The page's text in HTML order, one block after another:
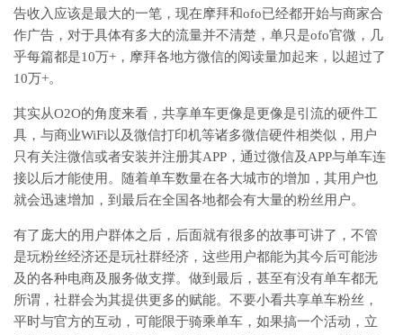
告收入应该是最大的一笔，现在摩拜和ofo已经都开始与商家合
作广告，对于具体有多大的流量并不清楚，单只是ofo官微，几
乎每篇都是10万+，摩拜各地方微信的阅读量加起来，以超过了
10万+。
其实从O2O的角度来看，共享单车更像是更像是引流的硬件工
具，与商业WiFi以及微信打印机等诸多微信硬件相类似，用户
只有关注微信或者安装并注册其APP，通过微信及APP与单车连
接以后才能使用。随着单车数量在各大城市的增加，其用户也
就会迅速增加，到最后在全国各地都会有大量的粉丝用户。
有了庞大的用户群体之后，后面就有很多的故事可讲了，不管
是玩粉丝经济还是玩社群经济，这些用户都能为其今后可能涉
及的各种电商及服务做支撑。做到最后，甚至有没有单车都无
所谓，社群会为其提供更多的赋能。不要小看共享单车粉丝，
平时与官方的互动，可能限于骑乘单车，如果搞一个活动，立